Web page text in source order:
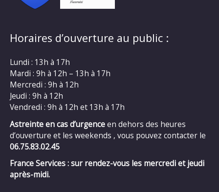
Horaires d’ouverture au public :
Lundi : 13h à 17h
Mardi : 9h à 12h – 13h à 17h
Mercredi : 9h à 12h
Jeudi : 9h à 12h
Vendredi : 9h à 12h et 13h à 17h
Astreinte en cas d’urgenceen dehors des heures
d’ouverture et les weekends , vous pouvez contacter le
06.75.83.02.45
France Services : sur rendez-vous les mercredi et jeudi
après-midi.